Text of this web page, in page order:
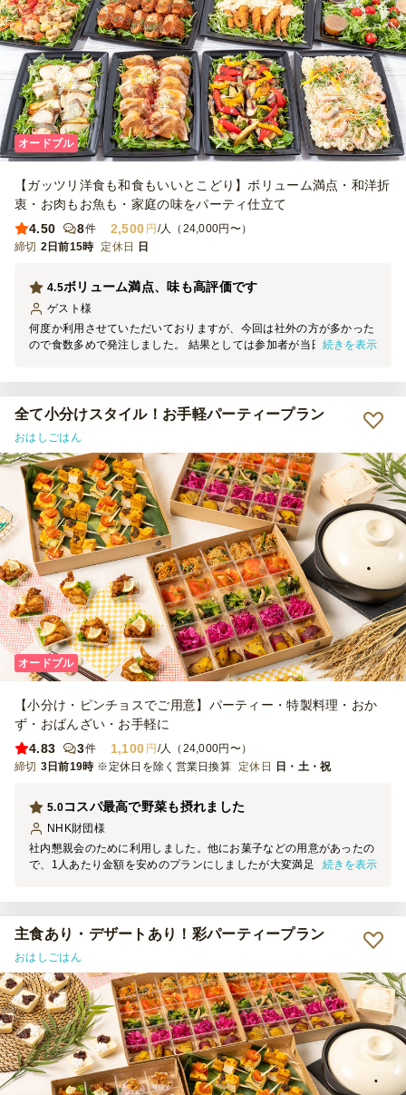
オードブル
【ガッツリ洋食も和食もいいとこどり】ボリューム満点・和洋折
衷・お肉もお魚も・家庭の味をパーティ仕立て
4.50
8件 2,500 円 /人（24,000円〜）
締切 2日前15時 定休日 日
ボリューム満点、味も高評価です
4.5
ゲスト 様
何度か利用させていただいておりますが、今回は社外の方が多かった
ので食数多めで発注しました。 結果としては参加者が当日減りまし
思っております。 次回は発注数量に注意したいと思います・・
続きを表示
全て小分けスタイル！お手軽パーティープラン
おはしごはん
オードブル
【小分け・ピンチョスでご用意】パーティー・特製料理・おか
ず・おばんざい・お手軽に
4.83
3件 1,100 円 /人（24,000円〜）
締切 3日前19時 ※定休日を除く営業日換算 定休日 日・土・祝
コスパ最高で野菜も摂れました
5.0
NHK財団 様
社内懇親会のために利用しました。他にお菓子などの用意があったの
で、1人あたり金額を安めのプランにしましたが大変満足です。野菜
続きを表示
主食あり・デザートあり！彩パーティープラン
おはしごはん